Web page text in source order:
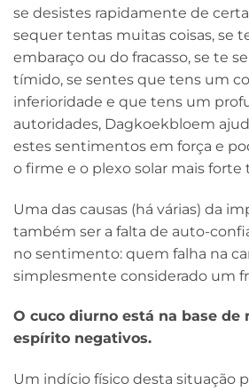
se desistes rapidamente de
sequer tentas muitas coisas, se
embaraço ou do fracasso, se te
tímido, se sentes que tens um
inferioridade e que tens um
autoridades, Dagkoekbloem
estes sentimentos em força e
o firme e o plexo solar mais forte
Uma das causas (há várias) da
também ser a falta de auto-
no sentimento: quem falha na
simplesmente considerado um
O cuco diurno está na base de
espírito negativos.
Um indício físico desta situação